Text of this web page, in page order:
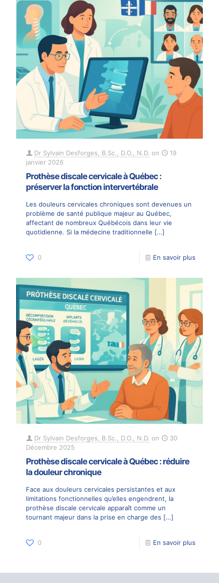
Dr Sylvain Desforges, B.Sc., D.O., N.D. on
19
janvier 2026
Prothèse discale cervicale à Québec :
préserver la fonction intervertébrale
Les douleurs cervicales chroniques sont devenues un
problème de santé publique majeur au Québec,
affectant de nombreux Québécois dans leur vie
quotidienne. Si la médecine traditionnelle […]
0 En savoir plus
Dr Sylvain Desforges, B.Sc., D.O., N.D. on
30
Décembre 2025
Prothèse discale cervicale à Québec : réduire
la douleur chronique
Face aux douleurs cervicales persistantes et aux
limitations fonctionnelles qu’elles engendrent, la
prothèse discale cervicale apparaît comme un
tournant majeur dans la prise en charge des […]
0 En savoir plus